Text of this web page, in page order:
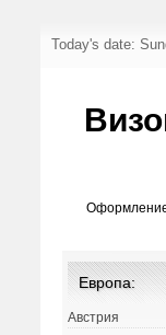
Today's date:
Европа:
Австрия